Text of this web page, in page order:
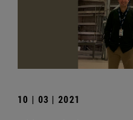
10 | 03 | 2021